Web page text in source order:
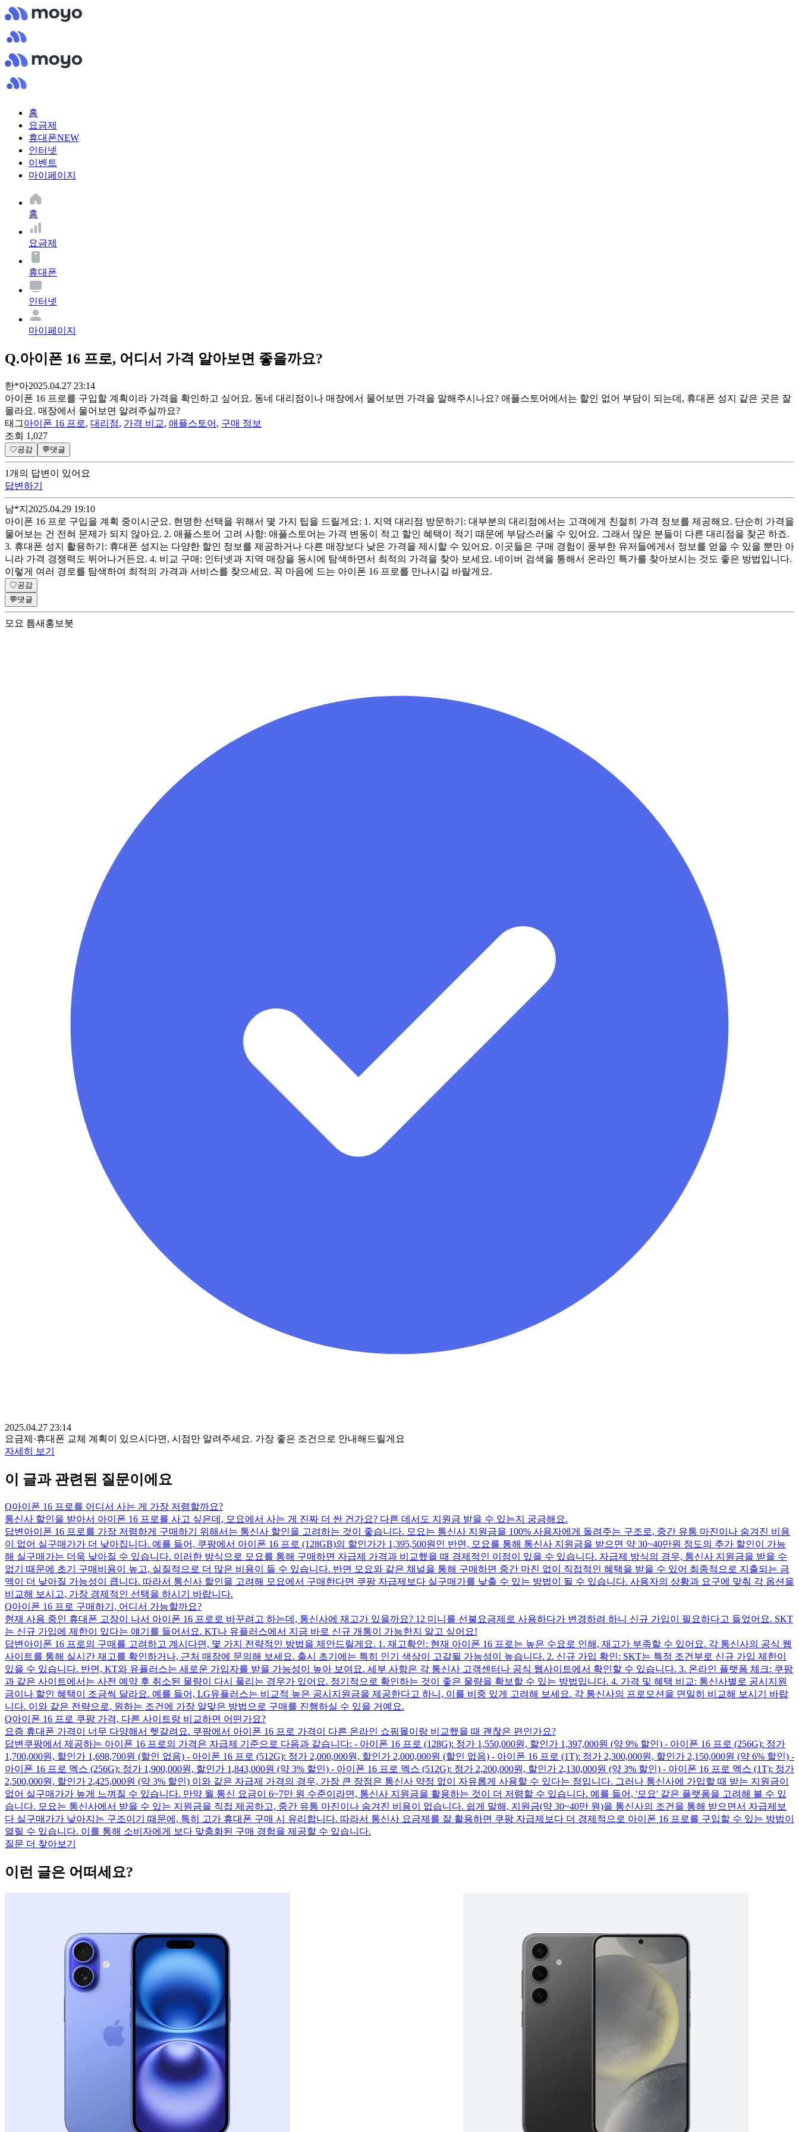
홈
요금제
휴대폰NEW
인터넷
이벤트
마이페이지
홈
요금제
휴대폰
인터넷
마이페이지
Q.아이폰 16 프로, 어디서 가격 알아보면 좋을까요?
한*아2025.04.27 23:14
아이폰 16 프로를 구입할 계획이라 가격을 확인하고 싶어요. 동네 대리점이나 매장에서 물어보면 가격을 말해주시나요? 애플스토어에서는 할인 없어 부담이 되는데, 휴대폰 성지 같은 곳은 잘
몰라요. 매장에서 물어보면 알려주실까요?
태그아이폰 16 프로, 대리점, 가격 비교, 애플스토어 , 구매 정보
조회 1,027
♡공감 💬댓글
1개 의 답변이 있어요
답변하기
남*지 2025.04.29 19:10
아이폰 16 프로 구입을 계획 중이시군요. 현명한 선택을 위해서 몇 가지 팁을 드릴게요: 1. 지역 대리점 방문하기: 대부분의 대리점에서는 고객에게 친절히 가격 정보를 제공해요. 단순히 가격을
물어보는 건 전혀 문제가 되지 않아요. 2. 애플스토어 고려 사항: 애플스토어는 가격 변동이 적고 할인 혜택이 적기 때문에 부담스러울 수 있어요. 그래서 많은 분들이 다른 대리점을 찾곤 하죠.
3. 휴대폰 성지 활용하기: 휴대폰 성지는 다양한 할인 정보를 제공하거나 다른 매장보다 낮은 가격을 제시할 수 있어요. 이곳들은 구매 경험이 풍부한 유저들에게서 정보를 얻을 수 있을 뿐만 아
니라 가격 경쟁력도 뛰어나거든요. 4. 비교 구매: 인터넷과 지역 매장을 동시에 탐색하면서 최적의 가격을 찾아 보세요. 네이버 검색을 통해서 온라인 특가를 찾아보시는 것도 좋은 방법입니다.
이렇게 여러 경로를 탐색하여 최적의 가격과 서비스를 찾으세요. 꼭 마음에 드는 아이폰 16 프로를 만나시길 바랄게요.
♡공감
💬댓글
모요 틈새홍보봇
2025.04.27 23:14
요금제·휴대폰 교체 계획이 있으시다면, 시점만 알려주세요. 가장 좋은 조건으로 안내해드릴게요
자세히 보기
이 글과 관련된 질문이에요
Q아이폰 16 프로를 어디서 사는 게 가장 저렴할까요?
통신사 할인을 받아서 아이폰 16 프로를 사고 싶은데, 모요에서 사는 게 진짜 더 싼 건가요? 다른 데서도 지원금 받을 수 있는지 궁금해요.
답변 아이폰 16 프로를 가장 저렴하게 구매하기 위해서는 통신사 할인을 고려하는 것이 좋습니다. 모요는 통신사 지원금을 100% 사용자에게 돌려주는 구조로, 중간 유통 마진이나 숨겨진 비용
이 없어 실구매가가 더 낮아집니다. 예를 들어, 쿠팡에서 아이폰 16 프로 (128GB)의 할인가가 1,395,500원인 반면, 모요를 통해 통신사 지원금을 받으면 약 30~40만원 정도의 추가 할인이 가능
해 실구매가는 더욱 낮아질 수 있습니다. 이러한 방식으로 모요를 통해 구매하면 자급제 가격과 비교했을 때 경제적인 이점이 있을 수 있습니다. 자급제 방식의 경우, 통신사 지원금을 받을 수
없기 때문에 초기 구매비용이 높고, 실질적으로 더 많은 비용이 들 수 있습니다. 반면 모요와 같은 채널을 통해 구매하면 중간 마진 없이 직접적인 혜택을 받을 수 있어 최종적으로 지출되는 금
액이 더 낮아질 가능성이 큽니다. 따라서 통신사 할인을 고려해 모요에서 구매한다면 쿠팡 자급제보다 실구매가를 낮출 수 있는 방법이 될 수 있습니다. 사용자의 상황과 요구에 맞춰 각 옵션을
비교해 보시고, 가장 경제적인 선택을 하시기 바랍니다.
Q아이폰 16 프로 구매하기, 어디서 가능할까요?
현재 사용 중인 휴대폰 고장이 나서 아이폰 16 프로로 바꾸려고 하는데, 통신사에 재고가 있을까요? 12 미니를 선불요금제로 사용하다가 변경하려 하니 신규 가입이 필요하다고 들었어요. SKT
는 신규 가입에 제한이 있다는 얘기를 들어서요. KT나 유플러스에서 지금 바로 신규 개통이 가능한지 알고 싶어요!
답변 아이폰 16 프로의 구매를 고려하고 계시다면, 몇 가지 전략적인 방법을 제안드릴게요. 1. 재고확인: 현재 아이폰 16 프로는 높은 수요로 인해, 재고가 부족할 수 있어요. 각 통신사의 공식 웹
사이트를 통해 실시간 재고를 확인하거나, 근처 매장에 문의해 보세요. 출시 초기에는 특히 인기 색상이 고갈될 가능성이 높습니다. 2. 신규 가입 확인: SKT는 특정 조건부로 신규 가입 제한이
있을 수 있습니다. 반면, KT와 유플러스는 새로운 가입자를 받을 가능성이 높아 보여요. 세부 사항은 각 통신사 고객센터나 공식 웹사이트에서 확인할 수 있습니다. 3. 온라인 플랫폼 체크: 쿠팡
과 같은 사이트에서는 사전 예약 후 취소된 물량이 다시 풀리는 경우가 있어요. 정기적으로 확인하는 것이 좋은 물량을 확보할 수 있는 방법입니다. 4. 가격 및 혜택 비교: 통신사별로 공시지원
금이나 할인 혜택이 조금씩 달라요. 예를 들어, LG유플러스는 비교적 높은 공시지원금을 제공한다고 하니, 이를 비중 있게 고려해 보세요. 각 통신사의 프로모션을 면밀히 비교해 보시기 바랍
니다. 이와 같은 전략으로, 원하는 조건에 가장 알맞은 방법으로 구매를 진행하실 수 있을 거예요.
Q아이폰 16 프로 쿠팡 가격, 다른 사이트랑 비교하면 어떤가요?
요즘 휴대폰 가격이 너무 다양해서 헷갈려요. 쿠팡에서 아이폰 16 프로 가격이 다른 온라인 쇼핑몰이랑 비교했을 때 괜찮은 편인가요?
답변 쿠팡에서 제공하는 아이폰 16 프로의 가격은 자급제 기준으로 다음과 같습니다: - 아이폰 16 프로 (128G): 정가 1,550,000원, 할인가 1,397,000원 (약 9% 할인) - 아이폰 16 프로 (256G): 정가
1,700,000원, 할인가 1,698,700원 (할인 없음) - 아이폰 16 프로 (512G): 정가 2,000,000원, 할인가 2,000,000원 (할인 없음) - 아이폰 16 프로 (1T): 정가 2,300,000원, 할인가 2,150,000원 (약 6% 할인) -
아이폰 16 프로 멕스 (256G): 정가 1,900,000원, 할인가 1,843,000원 (약 3% 할인) - 아이폰 16 프로 멕스 (512G): 정가 2,200,000원, 할인가 2,130,000원 (약 3% 할인) - 아이폰 16 프로 멕스 (1T): 정가
2,500,000원, 할인가 2,425,000원 (약 3% 할인) 이와 같은 자급제 가격의 경우, 가장 큰 장점은 통신사 약정 없이 자유롭게 사용할 수 있다는 점입니다. 그러나 통신사에 가입할 때 받는 지원금이
없어 실구매가가 높게 느껴질 수 있습니다. 만약 월 통신 요금이 6~7만 원 수준이라면, 통신사 지원금을 활용하는 것이 더 저렴할 수 있습니다. 예를 들어, '모요' 같은 플랫폼을 고려해 볼 수 있
습니다. 모요는 통신사에서 받을 수 있는 지원금을 직접 제공하고, 중간 유통 마진이나 숨겨진 비용이 없습니다. 쉽게 말해, 지원금(약 30~40만 원)을 통신사의 조건을 통해 받으면서 자급제보
다 실구매가가 낮아지는 구조이기 때문에, 특히 고가 휴대폰 구매 시 유리합니다. 따라서 통신사 요금제를 잘 활용하면 쿠팡 자급제보다 더 경제적으로 아이폰 16 프로를 구입할 수 있는 방법이
열릴 수 있습니다. 이를 통해 소비자에게 보다 맞춤화된 구매 경험을 제공할 수 있습니다.
질문 더 찾아보기
이런 글은 어떠세요?